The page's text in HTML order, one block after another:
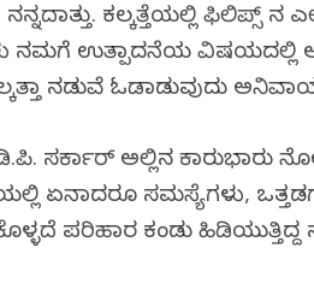
ಕಲ್ಕತ್ತೆಯಲ್ಲಿ ಫಿಲಿಪ್ಸ್ ನ
ನಮಗೆ ಉತ್ಪಾದನೆಯ ವಿಷಯದಲ್ಲಿ
ನಡುವೆ ಓಡಾಡುವುದು
ಸರ್ಕಾರ್ ಅಲ್ಲಿನ ಕಾರುಭಾರು
ಏನಾದರೂ ಸಮಸ್ಯೆಗಳು,
ಪರಿಹಾರ ಕಂಡು